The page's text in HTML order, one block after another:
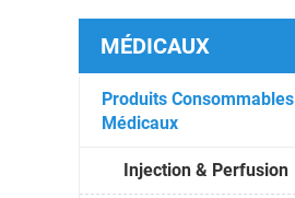
MÉDICAUX
Produits Consommables
Médicaux
Injection & Perfusion